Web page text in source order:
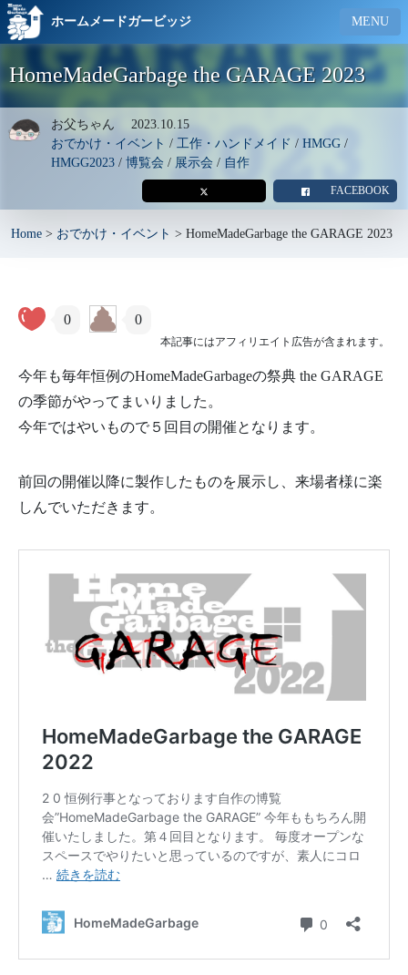
ホームメードガービッジ MENU
HomeMadeGarbage the GARAGE 2023
お父ちゃん 2023.10.15
おでかけ・イベント / 工作・ハンドメイド / HMGG /
HMGG2023 / 博覧会 / 展示会 / 自作
FACEBOOK
Home > おでかけ・イベント > HomeMadeGarbage the GARAGE 2023
本記事にはアフィリエイト広告が含まれます。
0 0
今年も毎年恒例のHomeMadeGarbageの祭典 the GARAGE
の季節がやってまいりました。
今年ではやいもので５回目の開催となります。
前回の開催以降に製作したものを展示し、来場者様に楽
しんでいただきます。